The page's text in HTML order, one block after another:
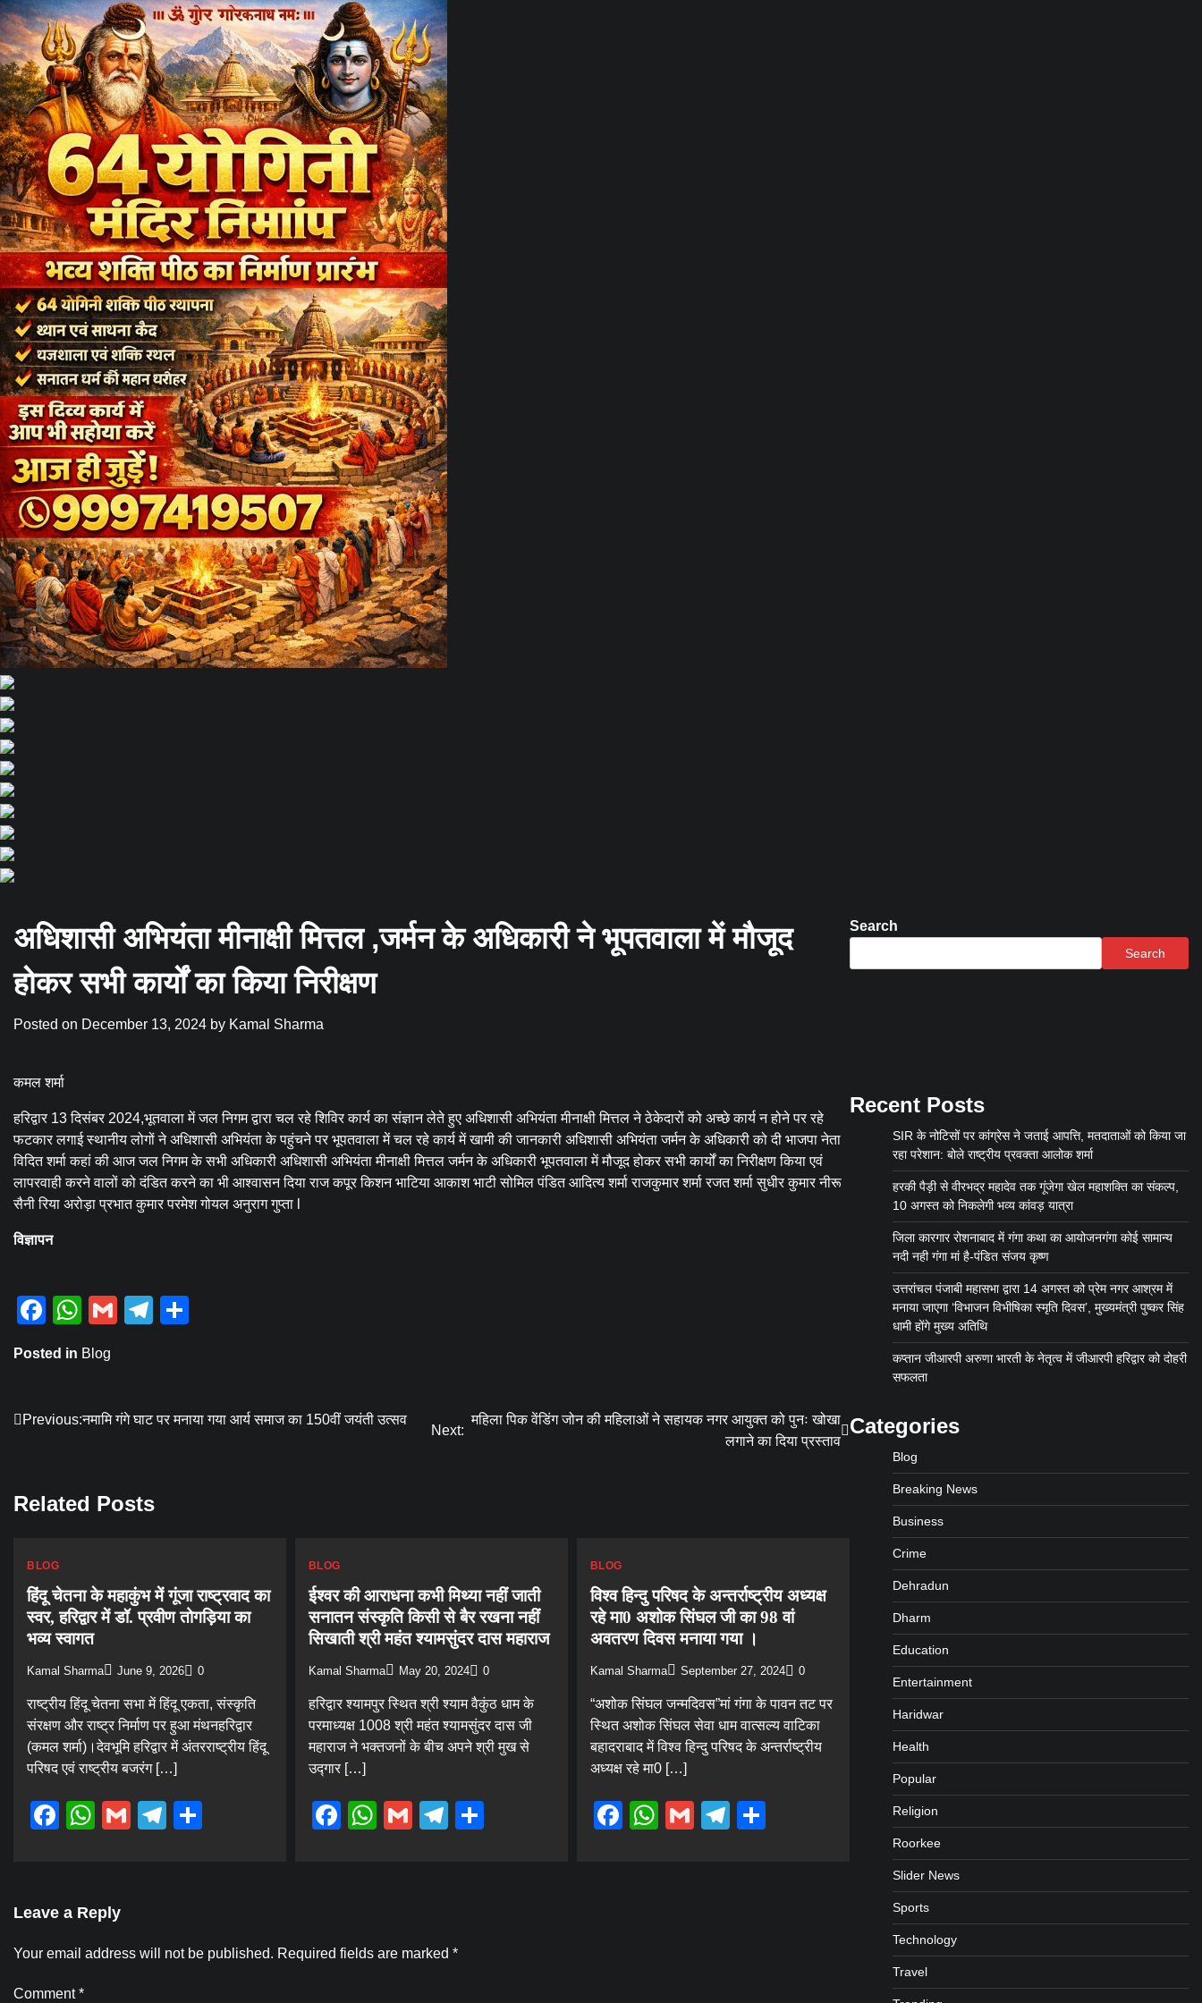
अधिशासी अभियंता मीनाक्षी मित्तल ,जर्मन के अधिकारी ने भूपतवाला में मौजूद
होकर सभी कार्यों का किया निरीक्षण
Posted on December 13, 2024 by Kamal Sharma
कमल शर्मा
हरिद्वार 13 दिसंबर 2024,भूतवाला में जल निगम द्वारा चल रहे शिविर कार्य का संज्ञान लेते हुए अधिशासी अभियंता मीनाक्षी मित्तल ने ठेकेदारों को अच्छे कार्य न होने पर रहे
फटकार लगाई स्थानीय लोगों ने अधिशासी अभियंता के पहुंचने पर भूपतवाला में चल रहे कार्य में खामी की जानकारी अधिशासी अभियंता जर्मन के अधिकारी को दी भाजपा नेता
विदित शर्मा कहां की आज जल निगम के सभी अधिकारी अधिशासी अभियंता मीनाक्षी मित्तल जर्मन के अधिकारी भूपतवाला में मौजूद होकर सभी कार्यों का निरीक्षण किया एवं
लापरवाही करने वालों को दंडित करने का भी आश्वासन दिया राज कपूर किशन भाटिया आकाश भाटी सोमिल पंडित आदित्य शर्मा राजकुमार शर्मा रजत शर्मा सुधीर कुमार नीरू
सैनी रिया अरोड़ा प्रभात कुमार परमेश गोयल अनुराग गुप्ता l
विज्ञापन
Facebook
WhatsApp
GmailTelegram
Posted in Blog
Post
Previous:नमामि गंगे घाट पर मनाया गया आर्य समाज का 150वीं जयंती उत्सव
Next:
महिला पिक वेंडिंग जोन की महिलाओं ने सहायक नगर आयुक्त को पुनः खोखा
लगाने का दिया प्रस्ताव
Related Posts
BLOG
हिंदू चेतना के महाकुंभ में गूंजा राष्ट्रवाद का
स्वर, हरिद्वार में डॉ. प्रवीण तोगड़िया का
भव्य स्वागत
Kamal Sharma June 9, 2026 0
राष्ट्रीय हिंदू चेतना सभा में हिंदू एकता, संस्कृति
संरक्षण और राष्ट्र निर्माण पर हुआ मंथनहरिद्वार
(कमल शर्मा)।देवभूमि हरिद्वार में अंतरराष्ट्रीय हिंदू
परिषद एवं राष्ट्रीय बजरंग […]
Facebook
WhatsApp
GmailTelegram
BLOG
ईश्वर की आराधना कभी मिथ्या नहीं जाती
सनातन संस्कृति किसी से बैर रखना नहीं
सिखाती श्री महंत श्यामसुंदर दास महाराज
Kamal Sharma May 20, 2024 0
हरिद्वार श्यामपुर स्थित श्री श्याम वैकुंठ धाम के
परमाध्यक्ष 1008 श्री महंत श्यामसुंदर दास जी
महाराज ने भक्तजनों के बीच अपने श्री मुख से
उद्गार […]
Facebook
WhatsApp
GmailTelegram
BLOG
विश्व हिन्दु परिषद के अन्तर्राष्ट्रीय अध्यक्ष
रहे मा0 अशोक सिंघल जी का 98 वां
अवतरण दिवस मनाया गया ।
Kamal Sharma September 27, 2024 0
“अशोक सिंघल जन्मदिवस”मां गंगा के पावन तट पर
स्थित अशोक सिंघल सेवा धाम वात्सल्य वाटिका
बहादराबाद में विश्व हिन्दु परिषद के अन्तर्राष्ट्रीय
अध्यक्ष रहे मा0 […]
Facebook
WhatsApp
GmailTelegram
Leave a Reply
Your email address will not be published. Required fields are marked *
Comment*
Search
Search
Recent Posts
SIR के नोटिसों पर कांग्रेस ने जताई आपत्ति, मतदाताओं को किया जा
रहा परेशान: बोले राष्ट्रीय प्रवक्ता आलोक शर्मा
हरकी पैड़ी से वीरभद्र महादेव तक गूंजेगा खेल महाशक्ति का संकल्प,
10 अगस्त को निकलेगी भव्य कांवड़ यात्रा
जिला कारगार रोशनाबाद में गंगा कथा का आयोजनगंगा कोई सामान्य
नदी नही गंगा मां है-पंडित संजय कृष्ण
उत्तरांचल पंजाबी महासभा द्वारा 14 अगस्त को प्रेम नगर आश्रम में
मनाया जाएगा ‘विभाजन विभीषिका स्मृति दिवस’, मुख्यमंत्री पुष्कर सिंह
धामी होंगे मुख्य अतिथि
कप्तान जीआरपी अरुणा भारती के नेतृत्व में जीआरपी हरिद्वार को दोहरी
सफलता
Categories
Blog
Breaking News
Business
Crime
Dehradun
Dharm
Education
Entertainment
Haridwar
Health
Popular
Religion
Roorkee
Slider News
Sports
Technology
Travel